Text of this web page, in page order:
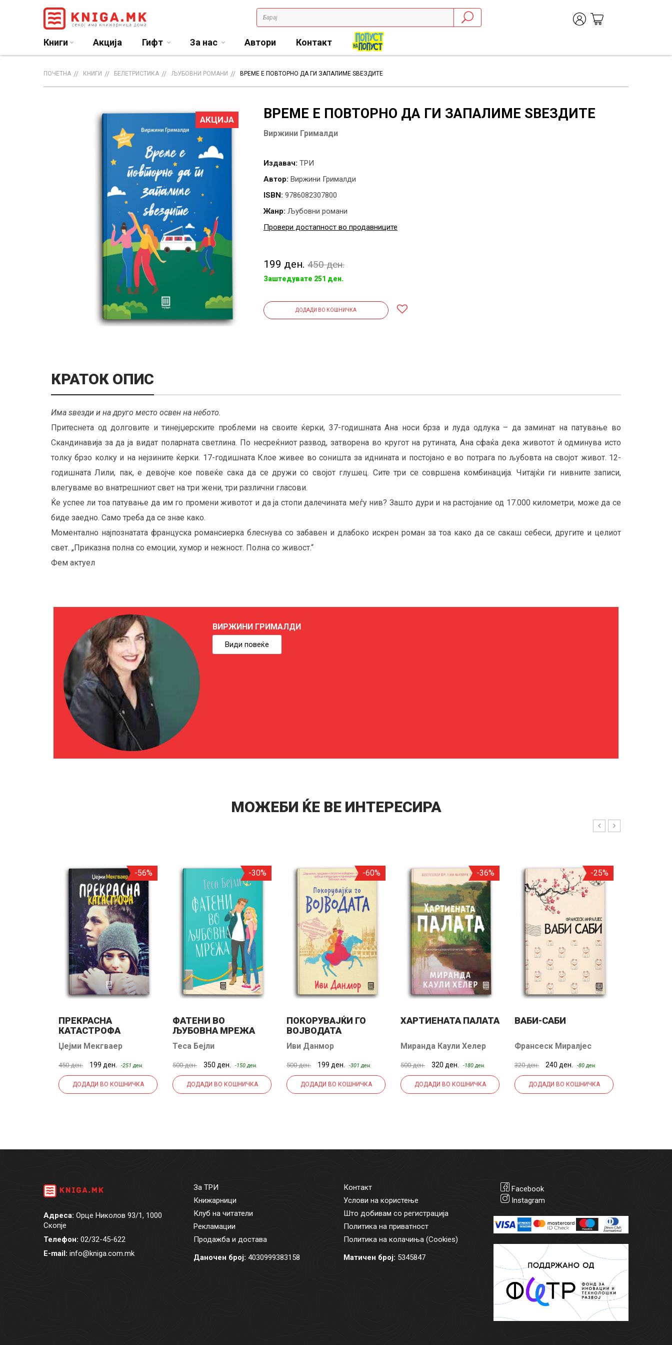
Книги Акција Гифт За нас Автори Контакт
ПОЧЕТНА КНИГИ БЕЛЕТРИСТИКА ЉУБОВНИ РОМАНИ ВРЕМЕ Е ПОВТОРНО ДА ГИ ЗАПАЛИМЕ ЅВЕЗДИТЕ
АКЦИЈА ВРЕМЕ Е ПОВТОРНО ДА ГИ ЗАПАЛИМЕ ЅВЕЗДИТЕ
Виржини Грималди
Издавач: ТРИ
Автор: Виржини Грималди
ISBN: 9786082307800
Жанр: Љубовни романи
Провери достапност во продавниците
199 ден. 450 ден.
Заштедувате 251 ден.
ДОДАДИ ВО КОШНИЧКА
КРАТОК ОПИС
Има ѕвезди и на друго место освен на небото.
Притеснета од долговите и тинејџерските проблеми на своите ќерки, 37-годишната Ана носи брза и луда одлука – да заминат на патување во
Скандинавија за да ја видат поларната светлина. По несреќниот развод, затворена во кругот на рутината, Ана сфаќа дека животот ѝ одминува исто
толку брзо колку и на нејзините ќерки. 17-годишната Клое живее во соништа за иднината и постојано е во потрага по љубовта на својот живот. 12-
годишната Лили, пак, е девојче кое повеќе сака да се дружи со својот глушец. Сите три се совршена комбинација. Читајќи ги нивните записи,
влегуваме во внатрешниот свет на три жени, три различни гласови.
Ќе успее ли тоа патување да им го промени животот и да ја стопи далечината меѓу нив? Зашто дури и на растојание од 17.000 километри, може да се
биде заедно. Само треба да се знае како.
Моментално најпознатата француска романсиерка блеснува со забавен и длабоко искрен роман за тоа како да се сакаш себеси, другите и целиот
свет. „Приказна полна со емоции, хумор и нежност. Полна со живост.“
Фем актуел
ВИРЖИНИ ГРИМАЛДИ
Види повеќе
МОЖЕБИ ЌЕ ВЕ ИНТЕРЕСИРА
-56%
ПРЕКРАСНА
КАТАСТРОФА
Џејми Мекгваер
450 ден. 199 ден. -251 ден.
ДОДАДИ ВО КОШНИЧКА
-30%
ФАТЕНИ ВО
ЉУБОВНА МРЕЖА
Теса Бејли
500 ден. 350 ден. -150 ден.
ДОДАДИ ВО КОШНИЧКА
-60%
ПОКОРУВАЈЌИ ГО
ВОЈВОДАТА
Иви Данмор
500 ден. 199 ден. -301 ден.
ДОДАДИ ВО КОШНИЧКА
-36%
ХАРТИЕНАТА ПАЛАТА
Миранда Каули Хелер
500 ден. 320 ден. -180 ден.
ДОДАДИ ВО КОШНИЧКА
-25%
ВАБИ-САБИ
Франсеск Миралјес
320 ден. 240 ден. -80 ден.
ДОДАДИ ВО КОШНИЧКА
Адреса: Орце Николов 93/1, 1000
Скопје
Телефон: 02/32-45-622
E-mail: info@kniga.com.mk
За ТРИ
Книжарници
Клуб на читатели
Рекламации
Продажба и достава
Даночен број: 4030999383158
Контакт
Услови на користење
Што добивам со регистрација
Политика на приватност
Политика на колачиња (Cookies)
Матичен број: 5345847
Facebook
Instagram